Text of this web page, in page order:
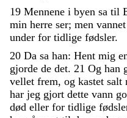
19 Mennene i byen sa til
min herre ser; men vannet
under for tidlige fødsler.
20 Da sa han: Hent mig
gjorde de det. 21 Og han
vellet frem, og kastet salt
har jeg gjort dette vann
død eller for tidlige